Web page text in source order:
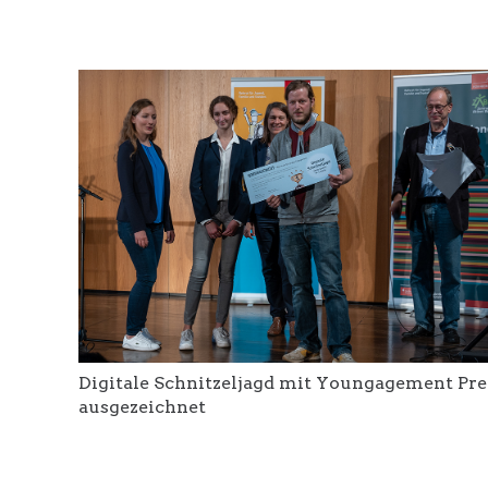
Digitale Schnitzeljagd mit Youngagement
ausgezeichnet